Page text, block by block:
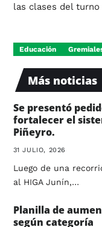
las clases del
Educación
Más noticias
Se presentó
fortalecer el
Piñeyro.
31 JULIO, 2026
Luego de una
al HIGA Junín,…
Planilla de
según categoría